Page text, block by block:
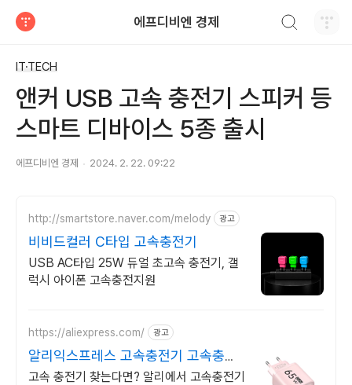
에프디비엔 경제
IT·TECH
앤커 USB 고속 충전기 스피커 등
스마트 디바이스 5종 출시
에프디비엔 경제 2024. 2. 22. 09:22
http://smartstore.naver.com/melody 광고
비비드컬러 C타입 고속충전기
USB AC타입 25W 듀얼 초고속 충전기, 갤
럭시 아이폰 고속충전지원
https://aliexpress.com/ 광고
알리익스프레스 고속충전기 고속충전
기 알리에 다있다!
고속 충전기 찾는다면? 알리에서 고속충전기